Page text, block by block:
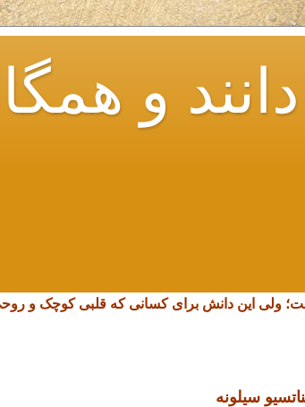
و
ولی این دانش برای کسانی که قلبی کوچک و
سیلونه